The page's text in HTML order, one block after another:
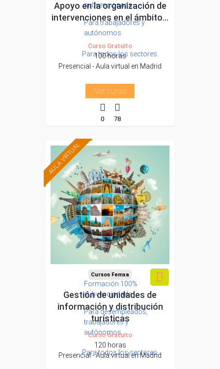
subvencionada.
Para trabajadores y
autónomos.
Para todos los sectores.
Apoyo en la organización de
intervenciones en el ámbito...
Curso Gratuito
100 horas
Presencial - Aula virtual en Madrid
Ver curso
0 78
AULA VIRTUAL
Formación 100%
subvencionada.
Para desempleados,
trabajadores y
autónomos.
Para todos los sectores.
Cursos Femxa
Gestión de unidades de
información y distribución
turísticas
Curso Gratuito
120 horas
Presencial - Aula virtual en Madrid